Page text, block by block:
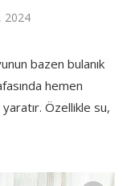
2024
bazen bulanık
hemen
yaratır. Özellikle su,